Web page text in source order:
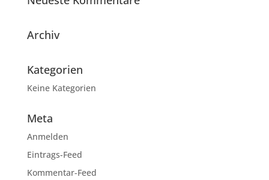
Archiv
Kategorien
Keine Kategorien
Meta
Anmelden
Eintrags-Feed
Kommentar-Feed